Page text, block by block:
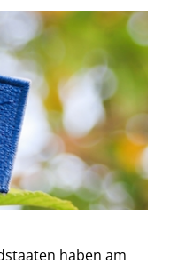
haben am